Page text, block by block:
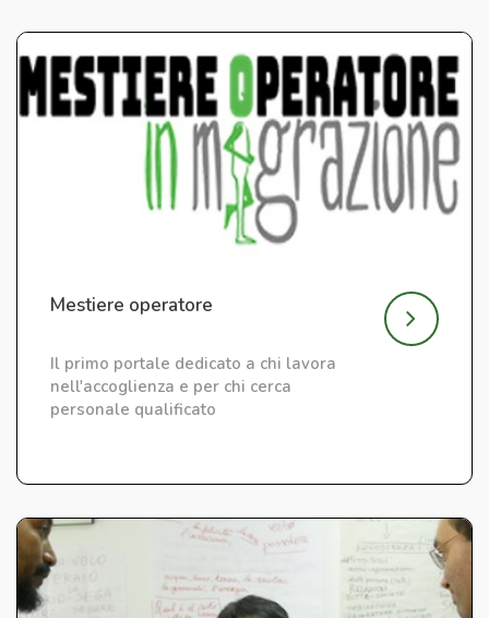
Mestiere operatore
Il primo portale dedicato a chi lavora
nell'accoglienza e per chi cerca
personale qualificato